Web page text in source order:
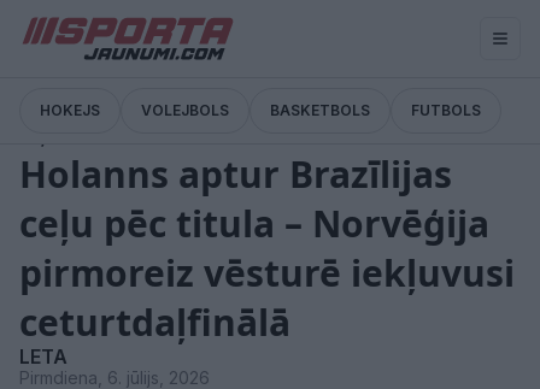
HOKEJS VOLEJBOLS BASKETBOLS FUTBOLS
Holanns aptur Brazīlijas
ceļu pēc titula – Norvēģija
pirmoreiz vēsturē iekļuvusi
ceturtdaļfinālā
LETA
Pirmdiena, 6. jūlijs, 2026